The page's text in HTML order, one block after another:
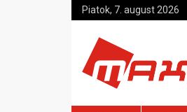
Piatok, 7. august 2026